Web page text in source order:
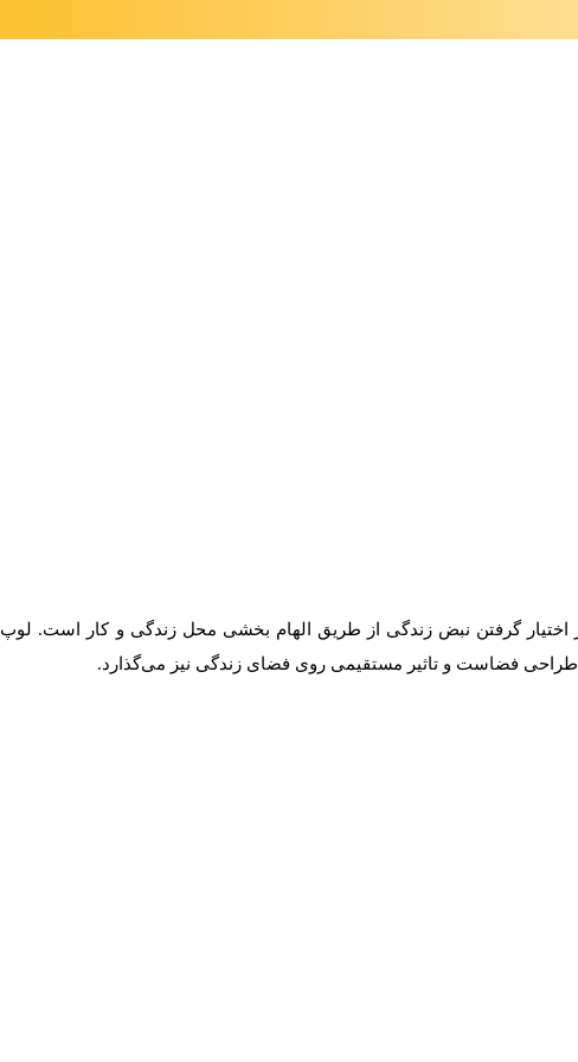
گرفتن نبض زندگی از طریق الهام بخشی محل زندگی و کار است. لوپ
طراحی فضاست و تاثیر مستقیمی روی فضای زندگی نیز می‌گذارد.